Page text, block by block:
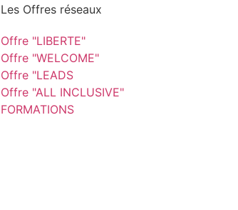
Les Offres réseaux
Offre "LIBERTE"
Offre "WELCOME"
Offre "LEADS
Offre "ALL INCLUSIVE"
FORMATIONS